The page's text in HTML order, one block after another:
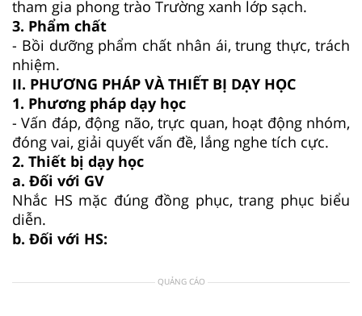
tham gia phong trào Trường xanh lớp sạch.
3. Phẩm chất
- Bồi dưỡng phẩm chất nhân ái, trung thực, trách
nhiệm.
II. PHƯƠNG PHÁP VÀ THIẾT BỊ DẠY HỌC
1. Phương pháp dạy học
- Vấn đáp, động não, trực quan, hoạt động nhóm,
đóng vai, giải quyết vấn đề, lắng nghe tích cực.
2. Thiết bị dạy học
a. Đối với GV
Nhắc HS mặc đúng đồng phục, trang phục biểu
diễn.
b. Đối với HS:
QUẢNG CÁO